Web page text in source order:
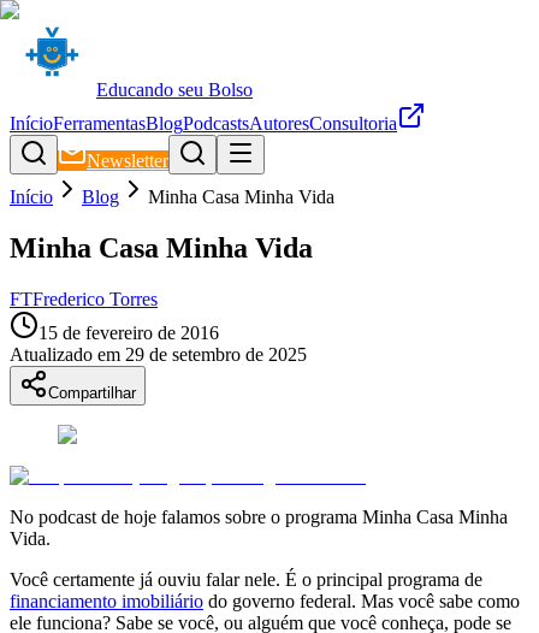
Educando seu Bolso
InícioFerramentasBlogPodcastsAutoresConsultoria
Newsletter
Início
Blog Minha Casa Minha Vida
Minha Casa Minha Vida
FTFrederico Torres
15 de fevereiro de 2016
Atualizado em 29 de setembro de 2025
Compartilhar
No podcast de hoje falamos sobre o programa Minha Casa Minha
Vida.
Você certamente já ouviu falar nele. É o principal programa de
financiamento imobiliário do governo federal. Mas você sabe como
ele funciona? Sabe se você, ou alguém que você conheça, pode se